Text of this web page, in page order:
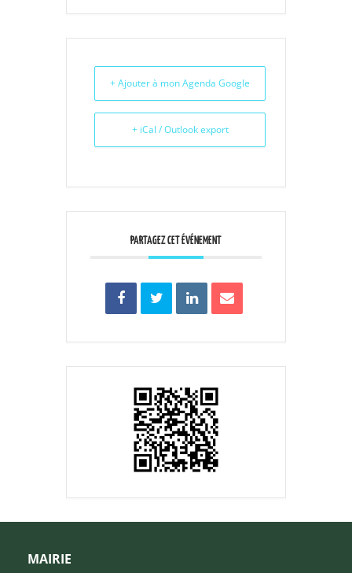
+ Ajouter à mon Agenda Google
+ iCal / Outlook export
PARTAGEZ CET ÉVÉNEMENT
MAIRIE